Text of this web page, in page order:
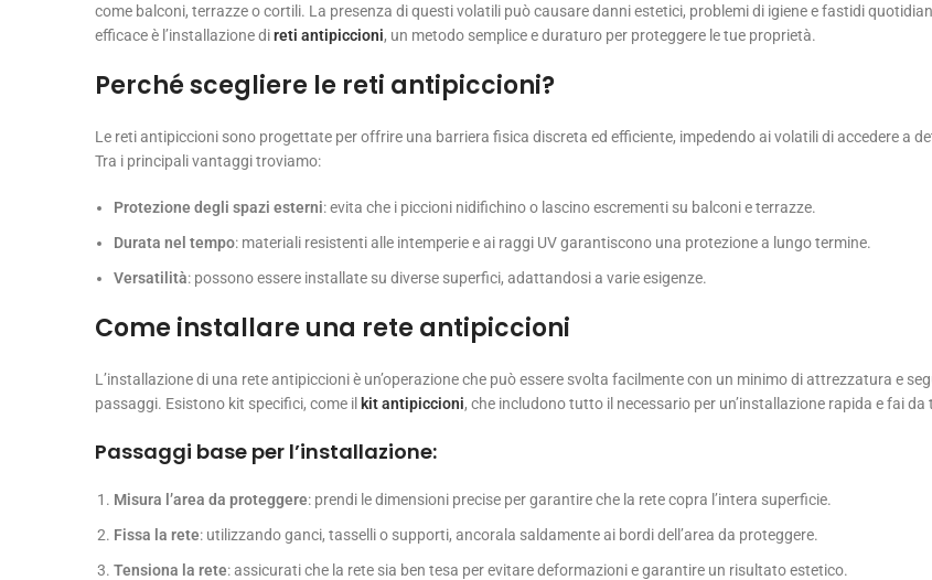
come balconi, terrazze o cortili. La presenza di questi volatili può causare danni estetici, problemi di igiene e fastidi
efficace è l’installazione direti antipiccioni, un metodo semplice e duraturo per proteggere le tue proprietà.
Perché scegliere le reti antipiccioni?
Le reti antipiccioni sono progettate per offrire una barriera fisica discreta ed efficiente, impedendo ai volatili di accedere a
Tra i principali vantaggi troviamo:
Protezione degli spazi esterni: evita che i piccioni nidifichino o lascino escrementi su balconi e terrazze.
Durata nel tempo: materiali resistenti alle intemperie e ai raggi UV garantiscono una protezione a lungo termine.
Versatilità: possono essere installate su diverse superfici, adattandosi a varie esigenze.
Come installare una rete antipiccioni
L’installazione di una rete antipiccioni è un’operazione che può essere svolta facilmente con un minimo di attrezzatura e
passaggi. Esistono kit specifici, come ilkit antipiccioni, che includono tutto il necessario per un’installazione rapida e fai da
Passaggi base per l’installazione:
Misura l’area da proteggere: prendi le dimensioni precise per garantire che la rete copra l’intera superficie.
Fissa la rete: utilizzando ganci, tasselli o supporti, ancorala saldamente ai bordi dell’area da proteggere.
Tensiona la rete: assicurati che la rete sia ben tesa per evitare deformazioni e garantire un risultato estetico.